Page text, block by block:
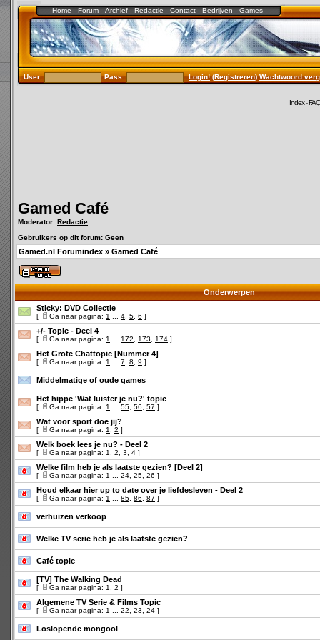
Home Forum Archief Redactie Contact Bedrijven Games
User: Pass: Login!(Registreren)Wachtwoord
Index-FAQ
Gamed Café
Moderator: Redactie
Gebruikers op dit forum: Geen
Gamed.nl Forumindex » Gamed Café
Onderwerpen
Sticky: DVD Collectie
[ Ga naar pagina: 1 4 5 6 ]
+/- Topic - Deel 4
[ Ga naar pagina: 1 172 173 174 ]
Het Grote Chattopic [Nummer 4]
[ Ga naar pagina: 1 7 8 9 ]
Middelmatige of oude games
Het hippe 'Wat luister je nu?' topic
[ Ga naar pagina: 1 55 56 57 ]
Wat voor sport doe jij?
[ Ga naar pagina: 1 2 ]
Welk boek lees je nu? - Deel 2
[ Ga naar pagina: 1 2 3 4 ]
Welke film heb je als laatste gezien? [Deel 2]
[ Ga naar pagina: 1 24 25 26 ]
Houd elkaar hier up to date over je liefdesleven - Deel 2
[ Ga naar pagina: 1 85 86 87 ]
verhuizen verkoop
Welke TV serie heb je als laatste gezien?
Café topic
[TV] The Walking Dead
[ Ga naar pagina: 1 2 ]
Algemene TV Serie & Films Topic
[ Ga naar pagina: 1 22 23 24 ]
Loslopende mongool